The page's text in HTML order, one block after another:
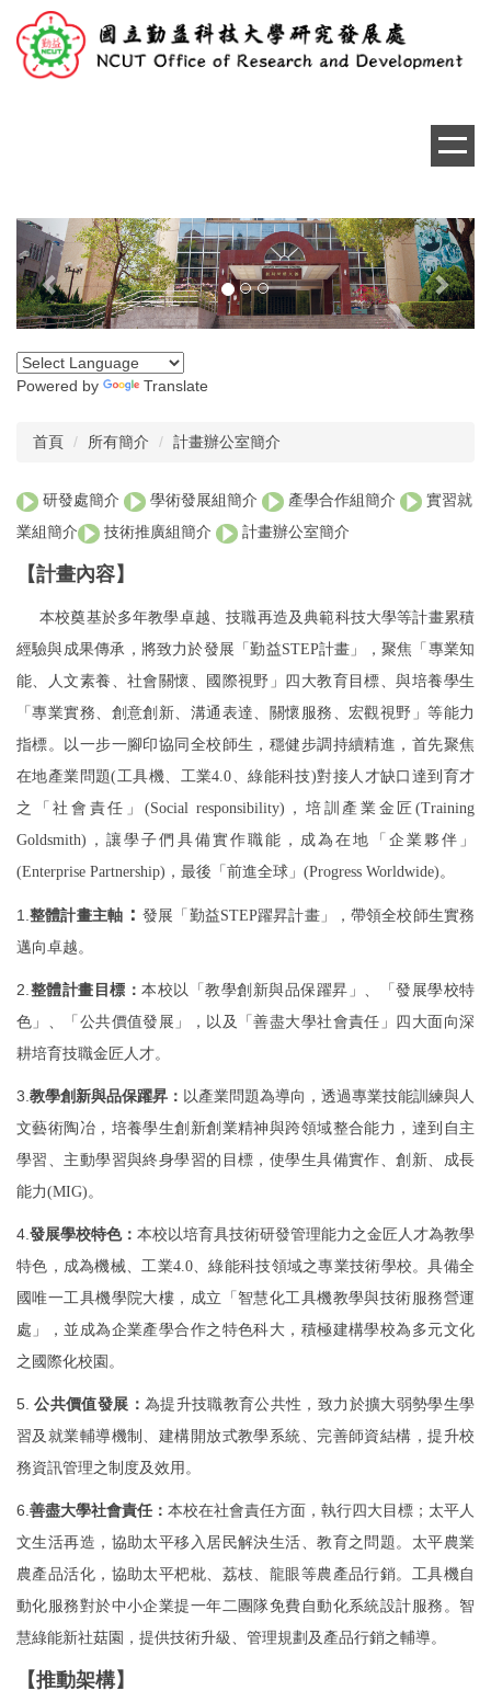
到
主
Previous Next
Powered by Translate
首頁 所有簡介 計畫辦公室簡介
研發處簡介 學術發展組簡介 產學合作組簡介
實習就
業組簡介
技術推廣組簡介 計畫辦公室簡介
【計畫內容】
本校奠基於多年教學卓越、技職再造及典範科技大學等計畫累積
經驗與成果傳承，將致力於發展「勤益STEP計畫」，聚焦「專業知
能、人文素養、社會關懷、國際視野」四大教育目標、與培養學生
「專業實務、創意創新、溝通表達、關懷服務、宏觀視野」等能力
指標。以一步一腳印協同全校師生，穩健步調持續精進，首先聚焦
在地產業問題(工具機、工業4.0 、綠能科技)對接人才缺口達到育才
之「社會責任」 (Social responsibility) ，培訓產業金匠 (Training
Goldsmith) ，讓學子們具備實作職能，成為在地「企業夥伴」
(Enterprise Partnership) ，最後「前進全球」 (Progress Worldwide) 。
1. 整體計畫主軸 ：發展「勤益STEP躍昇計畫」，帶領全校師生實務
邁向卓越。
2. 整體計畫目標： 本校以「教學創新與品保躍昇」、「發展學校特
色」、「公共價值發展」，以及「善盡大學社會責任」四大面向深
耕培育技職金匠人才。
3. 教學創新與品保躍昇： 以產業問題為導向，透過專業技能訓練與人
文藝術陶冶，培養學生創新創業精神與跨領域整合能力，達到自主
學習、主動學習與終身學習的目標，使學生具備實作、創新、成長
能力(MIG) 。
4. 發展學校特色： 本校以培育具技術研發管理能力之金匠人才為教學
特色，成為機械、工業4.0、綠能科技領域之專業技術學校。具備全
國唯一工具機學院大樓，成立「智慧化工具機教學與技術服務營運
處」，並成為企業產學合作之特色科大，積極建構學校為多元文化
之國際化校園。
5. 公共價值發展： 為提升技職教育公共性，致力於擴大弱勢學生學
習及就業輔導機制、建構開放式教學系統、完善師資結構，提升校
務資訊管理之制度及效用。
6. 善盡大學社會責任： 本校在社會責任方面，執行四大目標；太平人
文生活再造，協助太平移入居民解決生活、教育之問題。太平農業
農產品活化，協助太平杷枇、荔枝、龍眼等農產品行銷。工具機自
動化服務對於中小企業提一年二團隊免費自動化系統設計服務。智
慧綠能新社菇園，提供技術升級、管理規劃及產品行銷之輔導。
【推動架構】